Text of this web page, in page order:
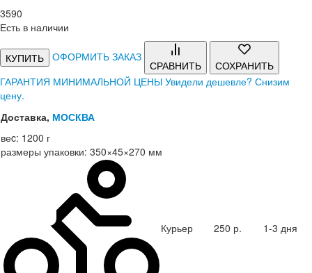
3590
Есть в наличии
КУПИТЬ ОФОРМИТЬ ЗАКАЗ
СРАВНИТЬ
СОХРАНИТЬ
ГАРАНТИЯ МИНИМАЛЬНОЙ ЦЕНЫ Увидели дешевле? Снизим
цену.
Доставка, МОСКВА
веc: 1200 г
размеры упаковки: 350×45×270 мм
Курьер 250 р. 1-3 дня